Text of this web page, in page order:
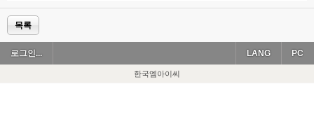
목록
로그인... PC
LANG
한국엠아이씨